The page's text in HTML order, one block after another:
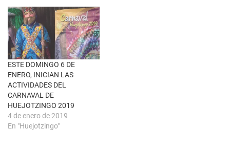
e
n
t
n
n
e
v
a
)
ESTE DOMINGO 6 DE
ENERO, INICIAN LAS
ACTIVIDADES DEL
CARNAVAL DE
HUEJOTZINGO 2019
4 de enero de 2019
En "Huejotzingo"